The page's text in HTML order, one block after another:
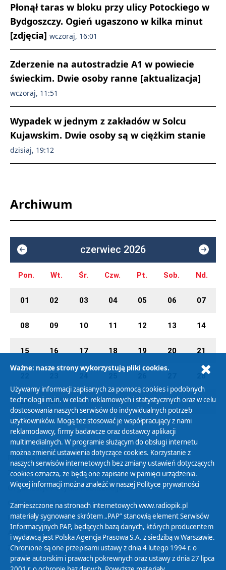
Płonął taras w bloku przy ulicy Potockiego w
Bydgoszczy. Ogień ugaszono w kilka minut
[zdjęcia] wczoraj, 16:01
Zderzenie na autostradzie A1 w powiecie
świeckim. Dwie osoby ranne [aktualizacja]
wczoraj, 11:51
Wypadek w jednym z zakładów w Solcu
Kujawskim. Dwie osoby są w ciężkim stanie
dzisiaj, 19:12
Archiwum
czerwiec 2026
Pon. Wt. Śr. Czw. Pt. Sob. Nd.
01 02 03 04 05 06 07
08 09 10 11 12 13 14
15 16 17 18 19 20 21
28
29 30 01 02 03 04 05
Polityka Prywatności
Zasady korzystania z Serwisu
Organizacje Pożytku Publicznego
Cyfryzacja DAB+
Polityka ochrony danych osobowych
Abonament
Zamówienia publiczne
Ważne: nasze strony wykorzystują pliki cookies.
Używamy informacji zapisanych za pomocą cookies i podobnych
technologii m.in. w celach reklamowych i statystycznych oraz w celu
dostosowania naszych serwisów do indywidualnych potrzeb
użytkowników. Mogą też stosować je współpracujący z nami
reklamodawcy, firmy badawcze oraz dostawcy aplikacji
multimedialnych. W programie służącym do obsługi internetu
można zmienić ustawienia dotyczące cookies. Korzystanie z
naszych serwisów internetowych bez zmiany ustawień dotyczących
cookies oznacza, że będą one zapisane w pamięci urządzenia.
Więcej informacji można znaleźć w naszej Polityce prywatności
Zamieszczone na stronach internetowych www.radiopik.pl
materiały sygnowane skrótem „PAP” stanowią element Serwisów
Informacyjnych PAP, będących bazą danych, których producentem
i wydawcą jest Polska Agencja Prasowa S.A. z siedzibą w Warszawie.
Chronione są one przepisami ustawy z dnia 4 lutego 1994 r. o
prawie autorskim i prawach pokrewnych oraz ustawy z dnia 27 lipca